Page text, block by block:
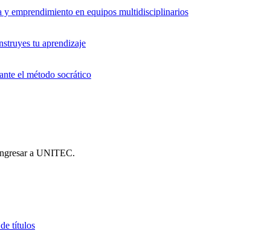
y emprendimiento en equipos multidisciplinarios
tu aprendizaje
el método socrático
a UNITEC.
títulos